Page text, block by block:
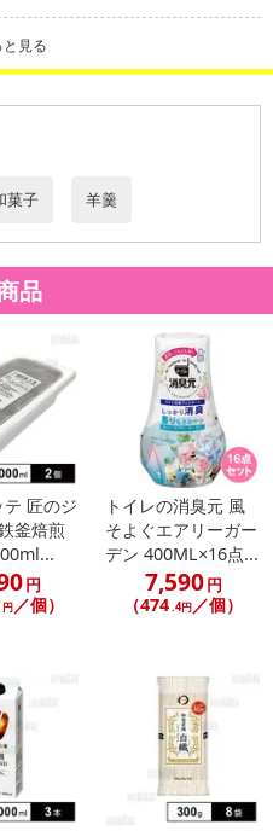
注意事項（※必ずご確認くだ
2026年07月09日 時点での情報となります。
と見る
菓子 羊羹
品
匠のジ
釜焙煎
円
円 ／個）
トイレの消臭元 風
そよぐエアリーガー
デン 400ML×16点...
7,590円
（474.4円 ／個）